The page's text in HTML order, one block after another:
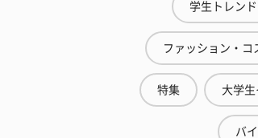
学生トレンド
ファッション・コ
特集 大学
バ